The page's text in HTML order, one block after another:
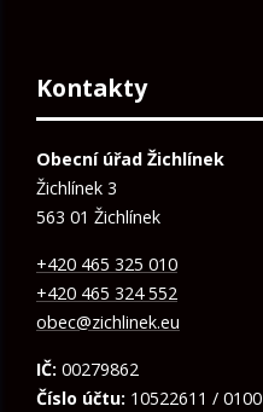
Kontakty
Obecní úřad Žichlínek
Žichlínek 3
563 01 Žichlínek
+420 465 325 010
+420 465 324 552
obec@zichlinek.eu
IČ: 00279862
Číslo účtu: 10522611 / 0100